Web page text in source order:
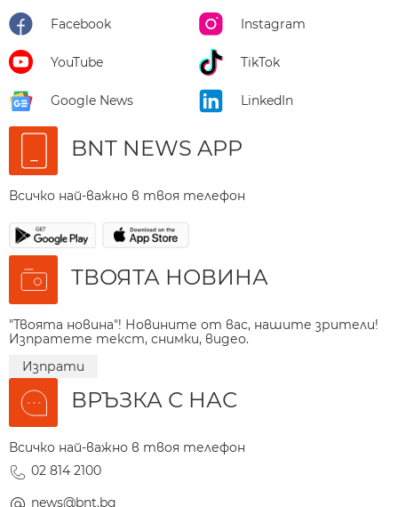
Facebook Instagram
YouTube TikTok
Google News LinkedIn
BNT NEWS APP
Всичко най-важно в твоя телефон
ТВОЯТА НОВИНА
"Твоята новина"! Новините от вас, нашите зрители!
Изпратете текст, снимки, видео.
Изпрати
ВРЪЗКА С НАС
Всичко най-важно в твоя телефон
02 814 2100
news@bnt.bg